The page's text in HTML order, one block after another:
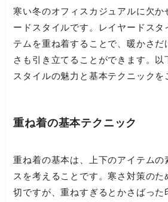
寒い冬のオフィスカジュアルに欠か
ードスタイルです。レイヤードスタ
テムを重ね着することで、暖かさ
さも引き立てることができます。以
スタイルの魅力と基本テクニックを
重ね着の基本テクニック
重ね着の基本は、上下のアイテムの
スを考えることです。寒さ対策の
切ですが、重ねすぎるとかさばった